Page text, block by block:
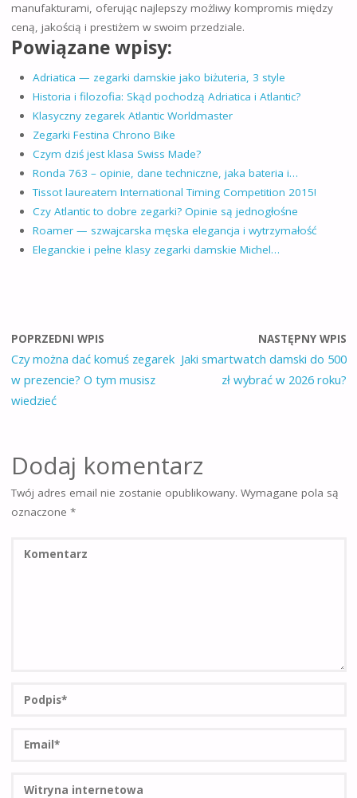
manufakturami, oferując najlepszy możliwy kompromis między
ceną, jakością i prestiżem w swoim przedziale.
Powiązane wpisy:
Adriatica — zegarki damskie jako biżuteria, 3 style
Historia i filozofia: Skąd pochodzą Adriatica i Atlantic?
Klasyczny zegarek Atlantic Worldmaster
Zegarki Festina Chrono Bike
Czym dziś jest klasa Swiss Made?
Ronda 763 – opinie, dane techniczne, jaka bateria i…
Tissot laureatem International Timing Competition 2015!
Czy Atlantic to dobre zegarki? Opinie są jednogłośne
Roamer — szwajcarska męska elegancja i wytrzymałość
Eleganckie i pełne klasy zegarki damskie Michel…
POPRZEDNI WPIS
Czy można dać komuś zegarek
w prezencie? O tym musisz
wiedzieć
NASTĘPNY WPIS
Jaki smartwatch damski do 500
zł wybrać w 2026 roku?
Dodaj komentarz
Twój adres email nie zostanie opublikowany. Wymagane pola są
oznaczone *